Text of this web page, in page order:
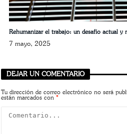
Rehumanizar el trabajo: un desafío actual y
7 mayo, 2025
DEJAR UN COMENTARIO
Tu dirección de correo electrónico no será
están marcados con*